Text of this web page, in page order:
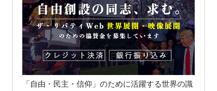
「自由・民主・信仰」のために活躍する世界の識